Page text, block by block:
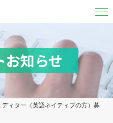
お知らせ
ディター（英語ネイティブの方）募